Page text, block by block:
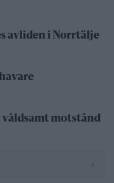
avliden i Norrtälje
våldsamt motstånd